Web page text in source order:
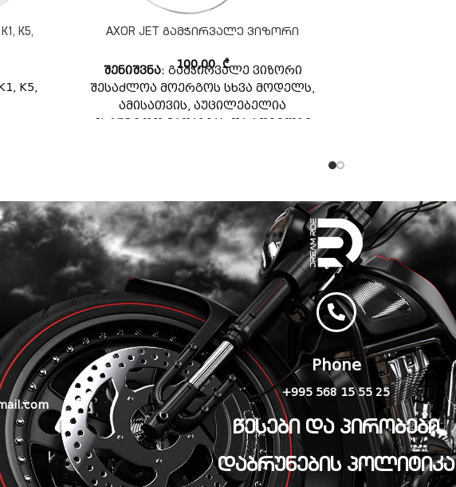
K5,
K5,
AXOR JET გამჭირვალე ვიზორი
100,00₾
შენიშვნა: გამჭირვალე ვიზორი
შესაძლოა მოერგოს სხვა მოდელს,
ამისათვის, აუცილებელია
Phone
+995 568 15 55 25
წესები და პირობები
დაბრუნების პოლიტიკა